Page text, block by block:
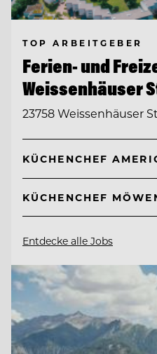
TOP ARBEITGEBER
Ferien- und
Weissenhäuser
23758 Weissenhäuser
KÜCHENCHEF
KÜCHENCHEF
Entdecke alle Jobs